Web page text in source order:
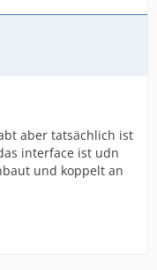
aber tatsächlich ist
interface ist udn
und koppelt an